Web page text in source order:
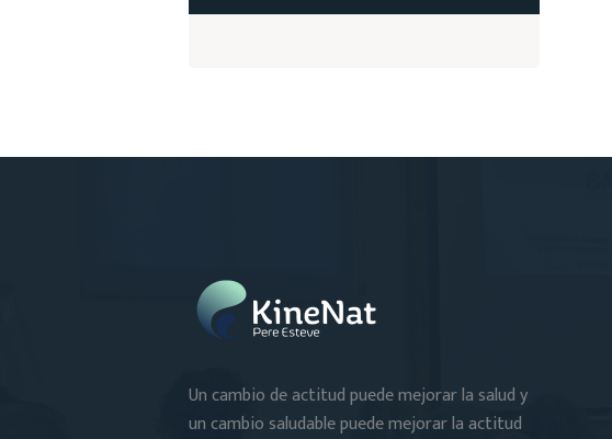
Un cambio de actitud puede mejorar la salud y
un cambio saludable puede mejorar la actitud